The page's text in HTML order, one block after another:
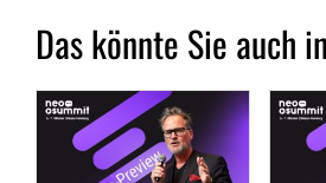
Das könnte Sie auch